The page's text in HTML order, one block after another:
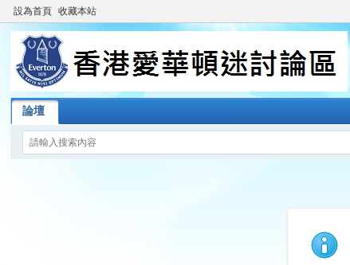
設為首頁 收藏本站
論壇